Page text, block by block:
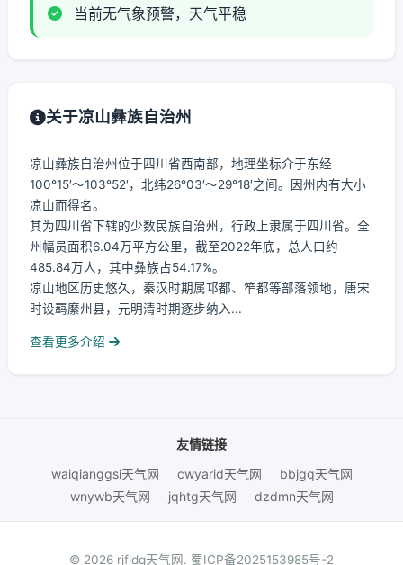
当前无气象预警，天气平稳
关于凉山彝族自治州
凉山彝族自治州位于四川省西南部，地理坐标介于东经
100°15′～103°52′，北纬26°03′～29°18′之间。因州内有大小
凉山而得名。
其为四川省下辖的少数民族自治州，行政上隶属于四川省。全
州幅员面积6.04万平方公里，截至2022年底，总人口约
485.84万人，其中彝族占54.17%。
凉山地区历史悠久，秦汉时期属邛都、笮都等部落领地，唐宋
时设羁縻州县，元明清时期逐步纳入...
查看更多介绍
友情链接
waiqianggsi天气网
cwyarid天气网
bbjgq天气网
wnywb天气网
jqhtg天气网 dzdmn天气网
© 2026 rjfldq天气网. 蜀ICP备2025153985号-2